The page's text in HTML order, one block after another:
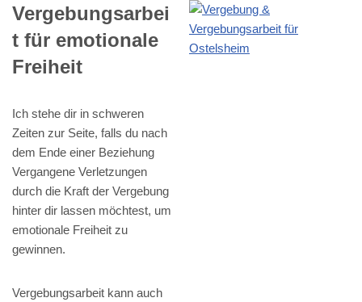
Vergebungsarbei
t für emotionale
Freiheit
Ich stehe dir in schweren
Zeiten zur Seite, falls du nach
dem Ende einer Beziehung
Vergangene Verletzungen
durch die Kraft der Vergebung
hinter dir lassen möchtest, um
emotionale Freiheit zu
gewinnen.
Vergebungsarbeit kann auch